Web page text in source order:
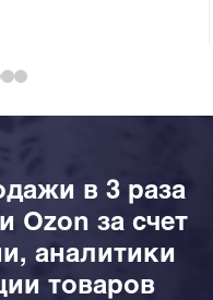
в 3 раза
Ozon за счет
аналитики
товаров